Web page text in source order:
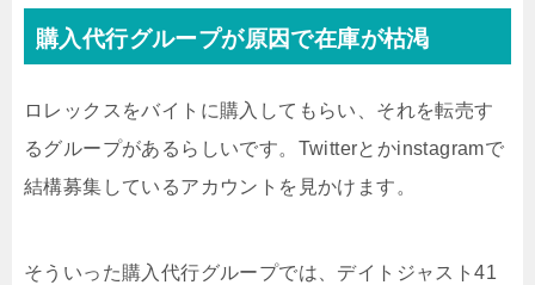
購入代行グループが原因で在庫が枯渇
ロレックスをバイトに購入してもらい、それを転売す
るグループがあるらしいです。Twitterとかinstagramで
結構募集しているアカウントを見かけます。
そういった購入代行グループでは、デイトジャスト41